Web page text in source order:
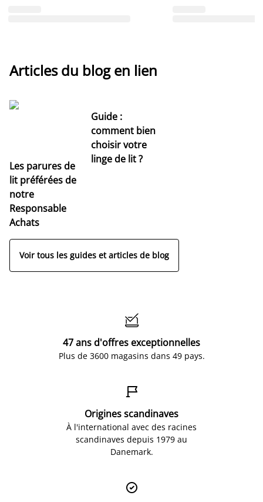
Articles du blog en lien
Les parures de
lit préférées de
notre
Responsable
Achats
Guide :
comment bien
choisir votre
linge de lit ?
Voir tous les guides et articles de blog

47 ans d'offres exceptionnelles
Plus de 3600 magasins dans 49 pays.

Origines scandinaves
À l'international avec des racines
scandinaves depuis 1979 au
Danemark.
